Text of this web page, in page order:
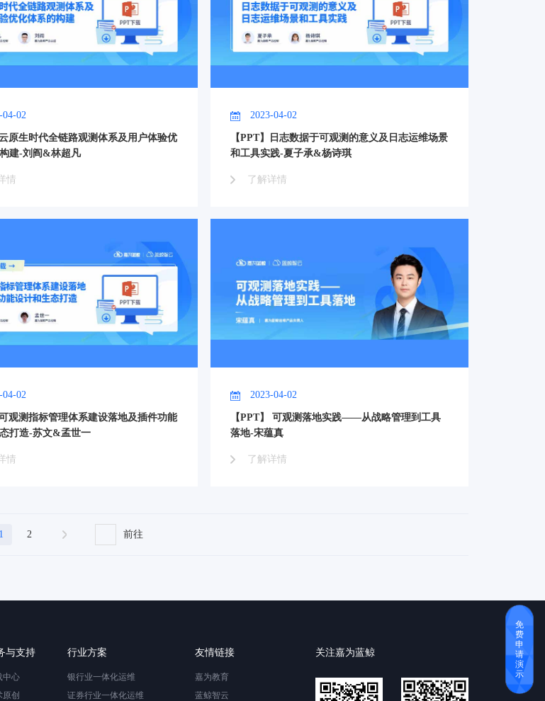
04-02
云原生时代全链路观测体系及用户体验优
建-刘阎&林超凡
情
2023-04-02
【PPT】日志数据于可观测的意义及日志运维场景
和工具实践-夏子承&杨诗琪
了解详情
04-02
可观测指标管理体系建设落地及插件功能
打造-苏文&孟世一
情
2023-04-02
【PPT】 可观测落地实践——从战略管理到工具
落地-宋蕴真
了解详情
1 2 前往
与支持
中心
原创
行业方案
银行业一体化运维
证券行业一体化运维
友情链接
嘉为教育
蓝鲸智云
关注嘉为蓝鲸
免
费
申
请
演
示